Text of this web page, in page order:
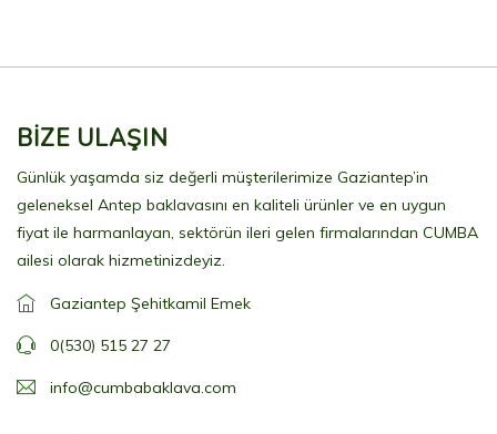
BİZE ULAŞIN
Günlük yaşamda siz değerli müşterilerimize Gaziantep’in
geleneksel Antep baklavasını en kaliteli ürünler ve en uygun
fiyat ile harmanlayan, sektörün ileri gelen firmalarından CUMBA
ailesi olarak hizmetinizdeyiz.
Gaziantep Şehitkamil Emek
0(530) 515 27 27
info@cumbabaklava.com